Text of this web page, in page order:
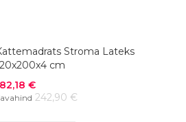
Stroma Lateks
cm
€
242,90 €